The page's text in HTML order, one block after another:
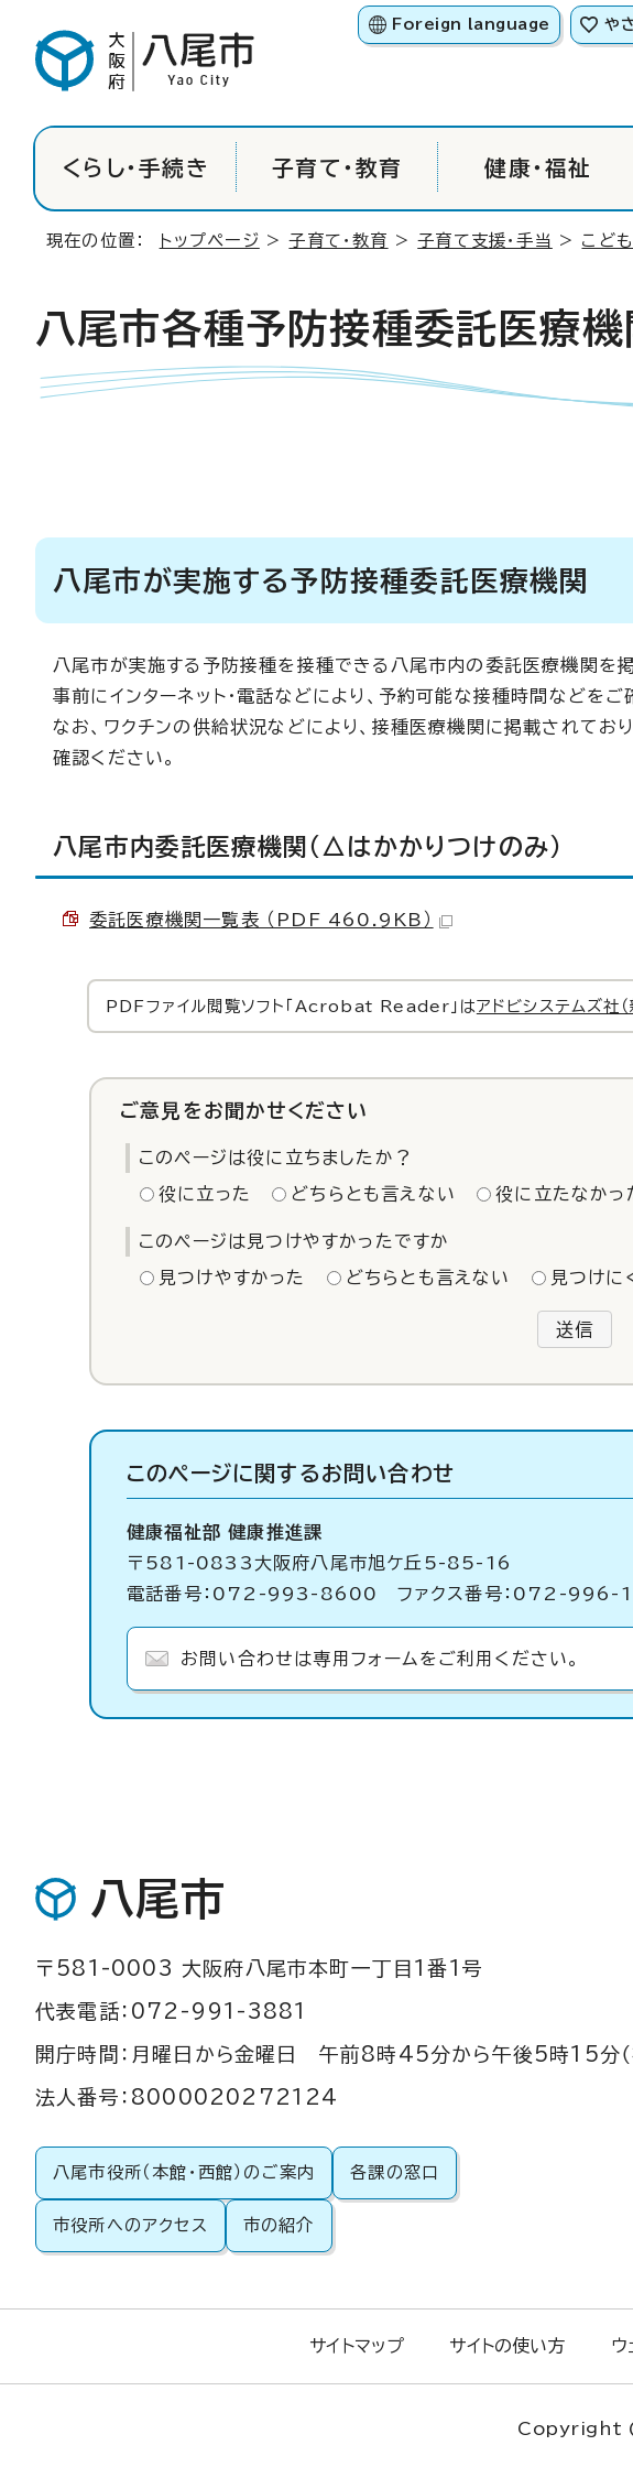
Foreign language や
くらし・手続き 子育て・教育 健康・福祉
現在の位置： トップページ >子育て・教育 >子育て支援・手当 > こど
八尾市各種予防接種委託医療機
八尾市が実施する予防接種委託医療機関
八尾市が実施する予防接種を接種できる八尾市内の委託医療機関を掲
事前にインターネット・電話などにより、予約可能な接種時間などをご
なお、ワクチンの供給状況などにより、接種医療機関に掲載されてお
確認ください。
八尾市内委託医療機関（△はかかりつけのみ）
委託医療機関一覧表 （PDF 460.9KB）
PDFファイル閲覧ソフト「Acrobat Reader」はアドビシステムズ社（
ご意見をお聞かせください
このページは役に立ちましたか？
役に立った どちらとも言えない 役に立たなかっ
このページは見つけやすかったですか
見つけやすかった どちらとも言えない 見つけに
送信
このページに関するお問い合わせ
健康福祉部 健康推進課
〒581-0833大阪府八尾市旭ケ丘5-85-16
電話番号：072-993-8600 ファクス番号：072-996-
お問い合わせは専用フォームをご利用ください。
八尾市
〒581-0003 大阪府八尾市本町一丁目1番1号
代表電話：072-991-3881
開庁時間：月曜日から金曜日 午前8時45分から午後5時15分（
法人番号：8000020272124
八尾市役所（本館・西館）のご案内 各課の窓口
市役所へのアクセス 市の紹介
サイトマップ サイトの使い方 ウ
Copyright